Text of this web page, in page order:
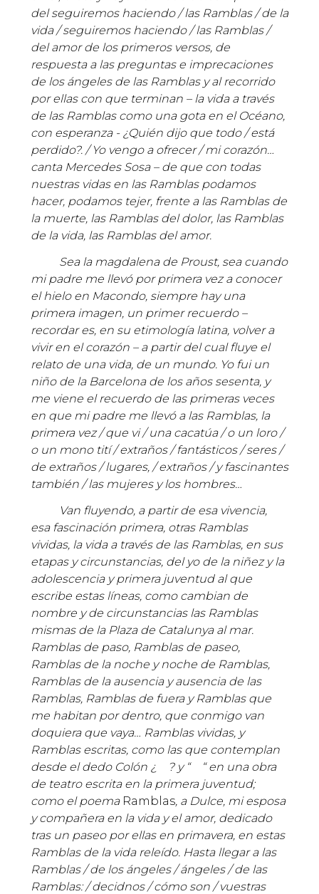
del seguiremos haciendo / las Ramblas / de la
vida / seguiremos haciendo / las Ramblas /
del amor de los primeros versos, de
respuesta a las preguntas e imprecaciones
de los ángeles de las Ramblas y al recorrido
por ellas con que terminan – la vida a través
de las Ramblas como una gota en el Océano,
con esperanza - ¿Quién dijo que todo / está
perdido?. / Yo vengo a ofrecer / mi corazón…
canta Mercedes Sosa – de que con todas
nuestras vidas en las Ramblas podamos
hacer, podamos tejer, frente a las Ramblas de
la muerte, las Ramblas del dolor, las Ramblas
de la vida, las Ramblas del amor.
Sea la magdalena de Proust, sea cuando
mi padre me llevó por primera vez a conocer
el hielo en Macondo, siempre hay una
primera imagen, un primer recuerdo –
recordar es, en su etimología latina, volver a
vivir en el corazón – a partir del cual fluye el
relato de una vida, de un mundo. Yo fui un
niño de la Barcelona de los años sesenta, y
me viene el recuerdo de las primeras veces
en que mi padre me llevó a las Ramblas, la
primera vez / que vi / una cacatúa / o un loro /
o un mono tití / extraños / fantásticos / seres /
de extraños / lugares, / extraños / y fascinantes
también / las mujeres y los hombres…
Van fluyendo, a partir de esa vivencia,
esa fascinación primera, otras Ramblas
vividas, la vida a través de las Ramblas, en sus
etapas y circunstancias, del yo de la niñez y la
adolescencia y primera juventud al que
escribe estas líneas, como cambian de
nombre y de circunstancias las Ramblas
mismas de la Plaza de Catalunya al mar.
Ramblas de paso, Ramblas de paseo,
Ramblas de la noche y noche de Ramblas,
Ramblas de la ausencia y ausencia de las
Ramblas, Ramblas de fuera y Ramblas que
me habitan por dentro, que conmigo van
doquiera que vaya… Ramblas vividas, y
Ramblas escritas, como las que contemplan
desde el dedo Colón ¿ ? y “ “ en una obra
de teatro escrita en la primera juventud;
como el poema Ramblas, a Dulce, mi esposa
y compañera en la vida y el amor, dedicado
tras un paseo por ellas en primavera, en estas
Ramblas de la vida releído. Hasta llegar a las
Ramblas / de los ángeles / ángeles / de las
Ramblas: / decidnos / cómo son / vuestras